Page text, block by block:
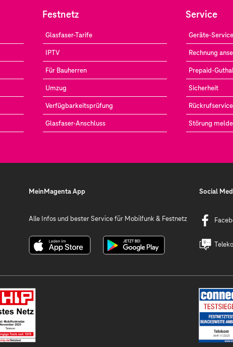
Festnetz
Glasfaser-Tarife
IPTV
Für Bauherren
Umzug
Verfügbarkeitsprüfung
Glasfaser-Anschluss
Service
Geräte-Service
Rechnung
Prepaid-
Sicherheit
Rückrufservice
Störung
MeinMagenta App
Alle Infos und bester Service für Mobilfunk & Festnetz
Social